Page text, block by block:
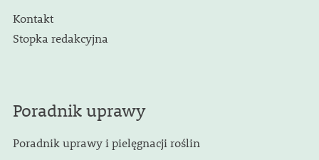
Kontakt
Stopka redakcyjna
Poradnik uprawy
Poradnik uprawy i pielęgnacji roślin